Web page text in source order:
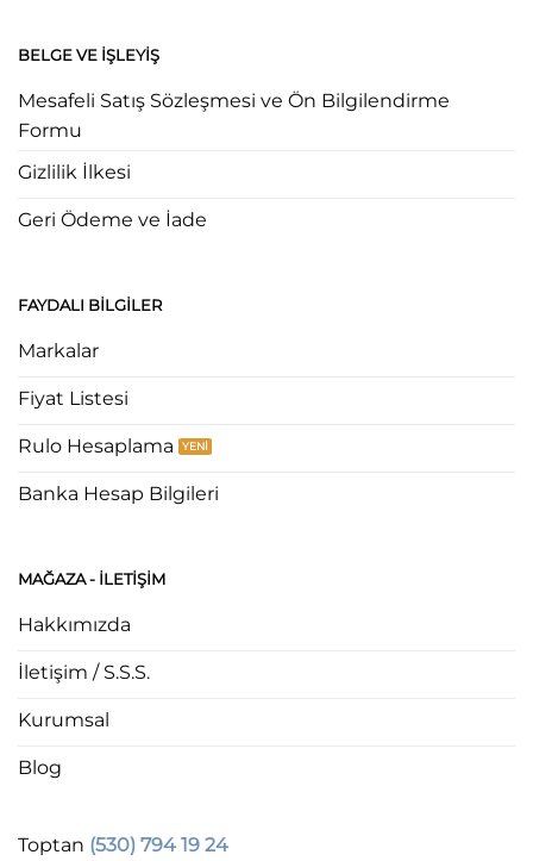
BELGE VE İŞLEYIŞ
Mesafeli Satış Sözleşmesi ve Ön Bilgilendirme
Formu
Gizlilik İlkesi
Geri Ödeme ve İade
FAYDALI BILGILER
Markalar
Fiyat Listesi
Rulo Hesaplama
Banka Hesap Bilgileri
MAĞAZA - ILETIŞIM
Hakkımızda
İletişim / S.S.S.
Kurumsal
Blog
Toptan (530) 794 19 24